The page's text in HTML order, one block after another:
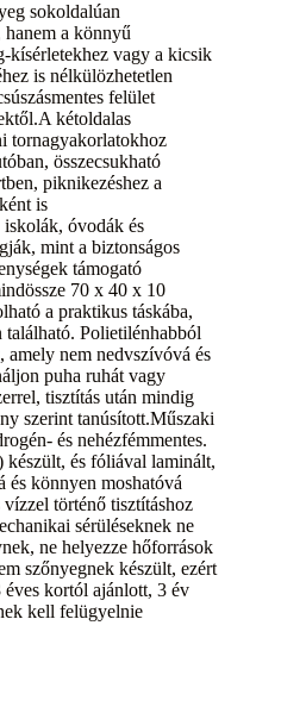
sokoldalúan
hanem a könnyű
kísérletekhez vagy a kicsik
is nélkülözhetetlen
felület
kétoldalas
tornagyakorlatokhoz
összecsukható
piknikezéshez a
is
óvodák és
mint a biztonságos
támogató
70 x 40 x 10
a praktikus táskába,
található. Polietilénhabból
nem nedvszívóvá és
puha ruhát vagy
tisztítás után mindig
szerint tanúsított.Műszaki
és nehézfémmentes.
és fóliával laminált,
és könnyen moshatóvá
történő tisztításhoz
sérüléseknek ne
ne helyezze hőforrások
szőnyegnek készült, ezért
kortól ajánlott, 3 év
kell felügyelnie